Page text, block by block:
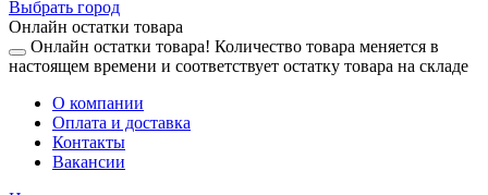
Выбрать город
Онлайн остатки товара
Онлайн остатки товара! Количество товара меняется в
настоящем времени и соответствует остатку товара на складе
О компании
Оплата и доставка
Контакты
Вакансии